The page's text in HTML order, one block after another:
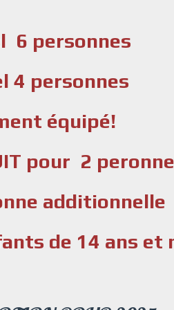
6 personnes
4 personnes
équipé!
pour 2
additionnelle
de 14 ans et